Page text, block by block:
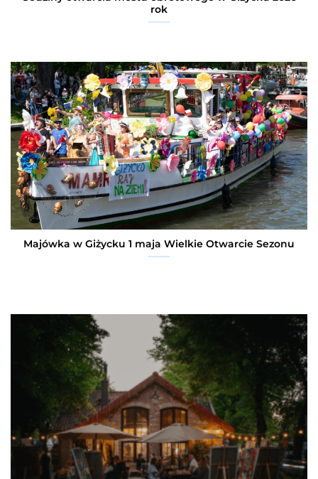
rok
Majówka w Giżycku 1 maja Wielkie Otwarcie Sezonu